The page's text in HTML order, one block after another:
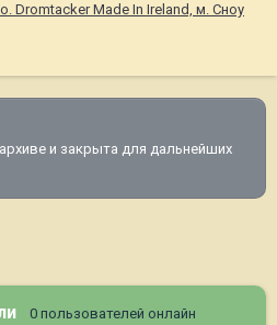
Dromtacker Made In Ireland, м. Сноу
и закрыта для дальнейших
0 пользователей онлайн